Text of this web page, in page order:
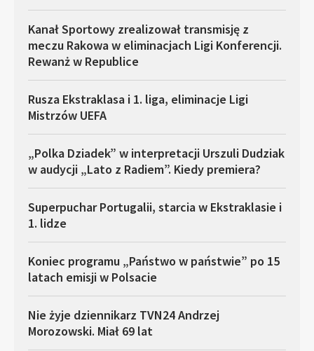
Kanał Sportowy zrealizował transmisję z
meczu Rakowa w eliminacjach Ligi Konferencji.
Rewanż w Republice
Rusza Ekstraklasa i 1. liga, eliminacje Ligi
Mistrzów UEFA
„Polka Dziadek” w interpretacji Urszuli Dudziak
w audycji „Lato z Radiem”. Kiedy premiera?
Superpuchar Portugalii, starcia w Ekstraklasie i
1. lidze
Koniec programu „Państwo w państwie” po 15
latach emisji w Polsacie
Nie żyje dziennikarz TVN24 Andrzej
Morozowski. Miał 69 lat